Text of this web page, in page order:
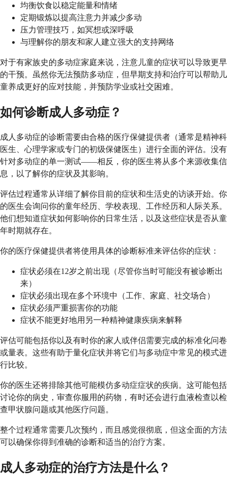
均衡饮食以稳定能量和情绪
定期锻炼以提高注意力并减少多动
压力管理技巧，如冥想或深呼吸
与理解你的朋友和家人建立强大的支持网络
对于有家族史的多动症家庭来说，注意儿童的症状可以导致更早
的干预。虽然你无法预防多动症，但早期支持和治疗可以帮助儿
童养成更好的应对技能，并预防学业或社交困难。
如何诊断成人多动症？
成人多动症的诊断需要由合格的医疗保健提供者（通常是精神科
医生、心理学家或专门的初级保健医生）进行全面的评估。没有
针对多动症的单一测试——相反，你的医生将从多个来源收集信
息，以了解你的症状及其影响。
评估过程通常从详细了解你目前的症状和生活史的访谈开始。你
的医生会询问你的童年经历、学校表现、工作经历和人际关系。
他们想知道症状如何影响你的日常生活，以及这些症状是否从童
年时期就存在。
你的医疗保健提供者将使用具体的诊断标准来评估你的症状：
症状必须在12岁之前出现（尽管你当时可能没有被诊断出
来）
症状必须出现在多个环境中（工作、家庭、社交场合）
症状必须严重损害你的功能
症状不能更好地用另一种精神健康疾病来解释
评估可能包括你以及有时你的家人或伴侣需要完成的标准化问卷
或量表。这些有助于量化症状并将它们与多动症中常见的模式进
行比较。
你的医生还将排除其他可能模仿多动症症状的疾病。这可能包括
讨论你的病史，审查你服用的药物，有时还会进行血液检查以检
查甲状腺问题或其他医疗问题。
整个过程通常需要几次预约，而且感觉很彻底，但这全面的方法
可以确保你得到准确的诊断和适当的治疗方案。
成人多动症的治疗方法是什么？